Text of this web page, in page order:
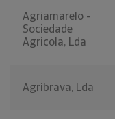
Agriamarelo -
Sociedade
Agricola, Lda
Agribrava, Lda